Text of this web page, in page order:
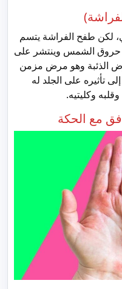
لكن طفح الفراشة يتسم
الشمس وينتشر على
الذئبة وهو مرض مزمن
تأثيره على الجلد له
وكليتيه.
مع الحكة